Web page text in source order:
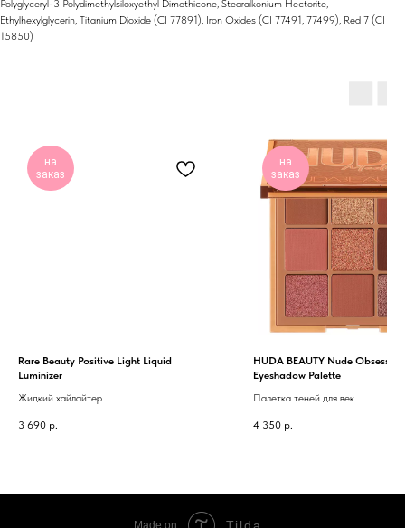
Polyglyceryl-3 Polydimethylsiloxyethyl Dimethicone, Stearalkonium Hectorite,
Ethylhexylglycerin, Titanium Dioxide (CI 77891), Iron Oxides (CI 77491, 77499), Red 7 (CI
15850)
на
заказ
Rare Beauty Positive Light Liquid
Luminizer
Жидкий хайлайтер
3 690 р.
на
заказ
HUDA BEAUTY Nude
Eyeshadow Palette
Палетка теней для век
4 350 р.